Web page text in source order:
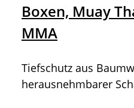
Boxen, Muay
MMA
Tiefschutz aus
herausnehmbarer